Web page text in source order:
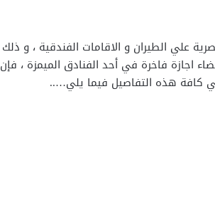
التاسيس السعودي تقدم شركة المسافر مجموعة من عروض المسافر للطيران ليوم التأسيس 2025 الحصرية علي الطيران و الاقامات الفندقية ، و ذلك
اجازة فاخرة في أحد الفنادق الميمزة ، فإن
كافة هذه التفاصيل فيما يلي…..